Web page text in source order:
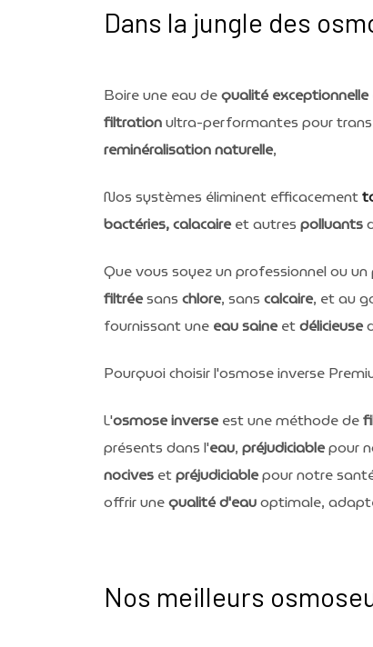
Dans la jungle des
Boire une eau dequalité exceptionnelle
filtrationultra-performantes pour
reminéralisation naturelle,
Nos systèmes éliminent efficacement
bactéries, calacaireet autres polluants
Que vous soyez un professionnel ou un
filtréesans chlore, sans calcaire, et au
fournissant une eau saineetdélicieuse
Pourquoi choisir l'osmose inverse
L'osmose inverseest une méthode de
présents dans l'eau, préjudiciablepour
nocives etpréjudiciablepour notre
offrir unequalité d'eauoptimale,
Nos meilleurs